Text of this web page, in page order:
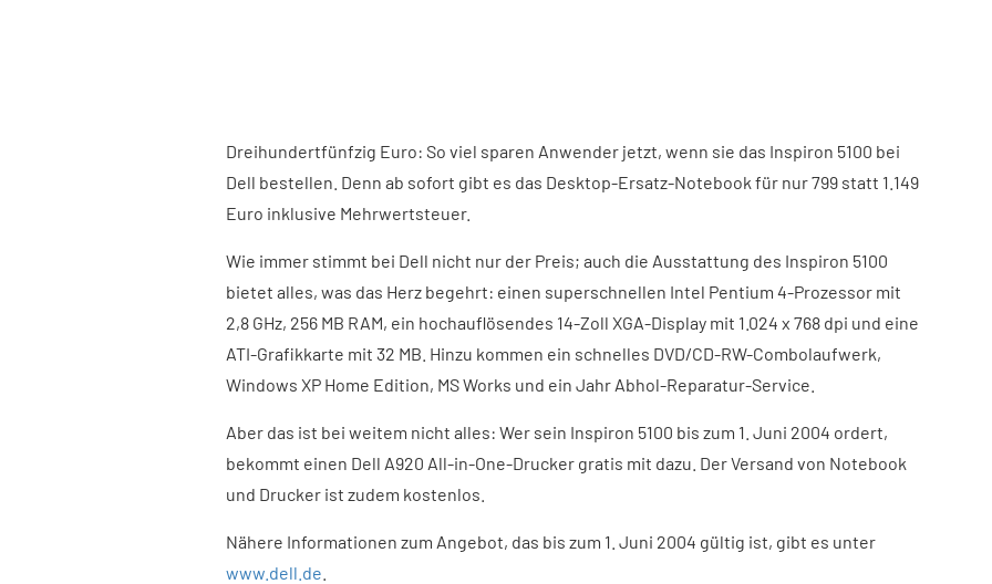
Dreihundertfünfzig Euro: So viel sparen Anwender jetzt, wenn sie das Inspiron 5100 bei
Dell bestellen. Denn ab sofort gibt es das Desktop-Ersatz-Notebook für nur 799 statt 1.149
Euro inklusive Mehrwertsteuer.
Wie immer stimmt bei Dell nicht nur der Preis; auch die Ausstattung des Inspiron 5100
bietet alles, was das Herz begehrt: einen superschnellen Intel Pentium 4-Prozessor mit
2,8 GHz, 256 MB RAM, ein hochauflösendes 14-Zoll XGA-Display mit 1.024 x 768 dpi und eine
ATI-Grafikkarte mit 32 MB. Hinzu kommen ein schnelles DVD/CD-RW-Combolaufwerk,
Windows XP Home Edition, MS Works und ein Jahr Abhol-Reparatur-Service.
Aber das ist bei weitem nicht alles: Wer sein Inspiron 5100 bis zum 1. Juni 2004 ordert,
bekommt einen Dell A920 All-in-One-Drucker gratis mit dazu. Der Versand von Notebook
und Drucker ist zudem kostenlos.
Nähere Informationen zum Angebot, das bis zum 1. Juni 2004 gültig ist, gibt es unter
www.dell.de